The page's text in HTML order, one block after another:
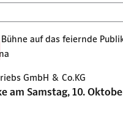
GmbH & Co.KG
am Samstag, 10.